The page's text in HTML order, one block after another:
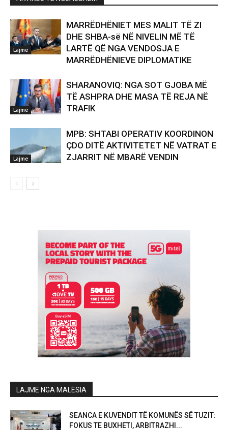
Lajme
MARRËDHËNIET MES MALIT TË ZI
DHE SHBA-së NË NIVELIN MË TË
LARTË QË NGA VENDOSJA E
MARRËDHËNIEVE DIPLOMATIKE
Lajme
SHARANOVIQ: NGA SOT GJOBA MË
TË ASHPRA DHE MASA TË REJA NË
TRAFIK
Lajme
MPB: SHTABI OPERATIV KOORDINON
ÇDO DITË AKTIVITETET NË VATRAT E
ZJARRIT NË MBARË VENDIN
LAJME NGA MALËSIA
SEANCA E KUVENDIT TË KOMUNËS SË TUZIT:
FOKUS TE BUXHETI, ARBITRAZHI...